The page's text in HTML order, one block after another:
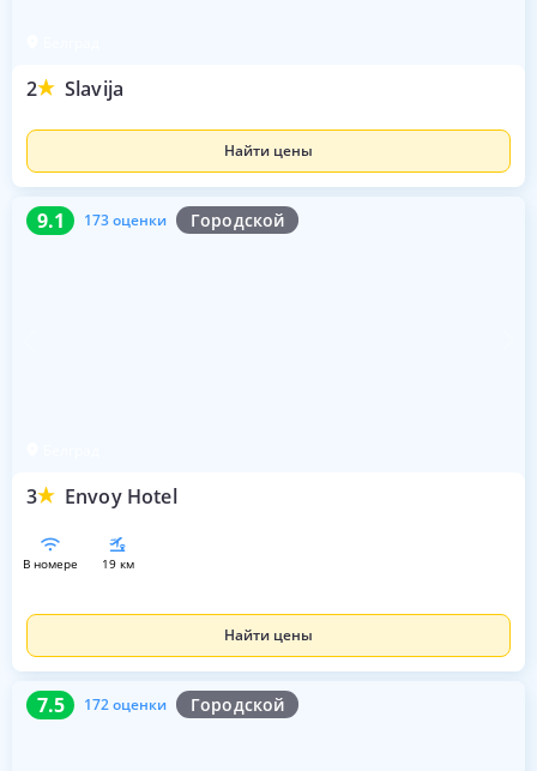
2 Slavija
Найти цены
9.1 173 оценки Городской
3 Envoy Hotel
9.1 173 оценки
в номере 19 км
Найти цены
7.5 172 оценки Городской
7.5 172 оценки